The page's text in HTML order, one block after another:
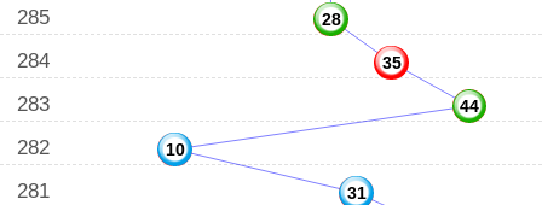
285 28
284 35
283 44
282 10
281 31